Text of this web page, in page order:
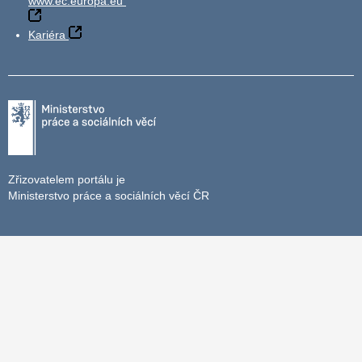
Kariéra
Zřizovatelem portálu je
Ministerstvo práce a sociálních věcí ČR